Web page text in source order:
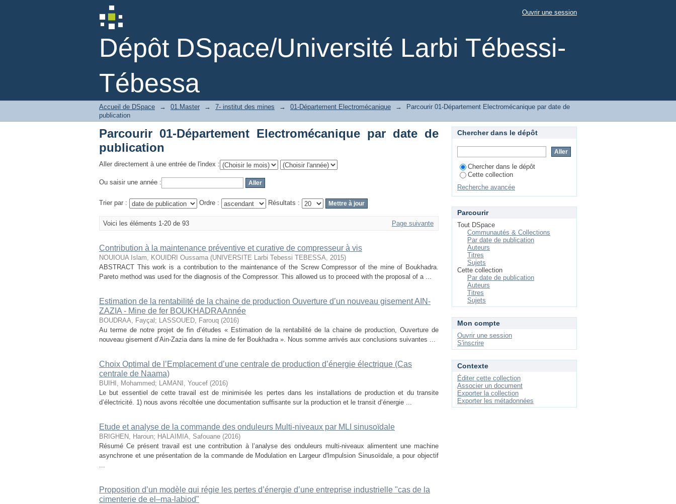
Dépôt DSpace/Université Larbi Tébessi-
Tébessa
Parcourir 01-Département Electromécanique par date de publication Ouvrir une session
Accueil de DSpace → 01.Master → 7- institut des mines → 01-Département Electromécanique →
Parcourir 01-Département Electromécanique par date de
publication
Parcourir 01-Département Electromécanique par date de
publication
Aller directement à une entrée de l'index :
Ou saisir une année :
Trier par : Ordre : Résultats :
Voici les éléments 1-20 de 93 Page suivante
Contribution à la maintenance préventive et curative de compresseur à vis
NOUIOUA Islam, KOUIDRI Oussama (UNIVERSITE Larbi Tebessi TEBESSA, 2015)
ABSTRACT This work is a contribution to the maintenance of the Screw Compressor of the mine of Boukhadra.
Pareto method was used for the diagnosis of the Compressor. This allowed us to proceed with the proposal of a ...
Estimation de la rentabilité de la chaine de production Ouverture d’un nouveau gisement AIN-
ZAZIA - Mine de fer BOUKHADRAAnnée
BOUDRAA, Fayçal ; LASSOUED, Farouq (2016)
Au terme de notre projet de fin d’études « Estimation de la rentabilité de la chaine de production, Ouverture de
nouveau gisement d’Ain-Zazia dans la mine de fer Boukhadra ». Nous somme arrivés aux conclusions suivantes ...
Choix Optimal de l’Emplacement d’une centrale de production d’énergie électrique (Cas
centrale de Naama)
BUIHI, Mohammed; LAMANI, Youcef (2016)
Le but essentiel de cette travail est de minimisée les pertes dans les installations de production et du transite
d’électricité. 1) nous avons récoltée une documentation suffisante sur la production et le transit d’énergie ...
Etude et analyse de la commande des onduleurs Multi-niveaux par MLI sinusoïdale
BRIGHEN, Haroun; HALAIMIA, Safouane (2016)
Résumé Ce présent travail est une contribution à l’analyse des onduleurs multi-niveaux alimentent une machine
asynchrone et une présentation de la commande de Modulation en Largeur d'Impulsion Sinusoïdale, a pour objectif
...
Proposition d’un modèle qui régie les pertes d’énergie d’une entreprise industrielle "cas de la
cimenterie de el–ma-labiod"
Chercher dans le dépôt
Chercher dans le dépôt
Cette collection
Recherche avancée
Parcourir
Tout DSpace
Communautés & Collections
Par date de publication
Auteurs
Titres
Sujets
Cette collection
Par date de publication
Auteurs
Titres
Sujets
Mon compte
Ouvrir une session
S'inscrire
Contexte
Éditer cette collection
Associer un document
Exporter la collection
Exporter les métadonnées